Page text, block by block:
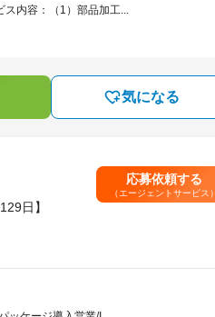
ス内容：（1）部品加工...
気になる
日】
応募依頼する
（エージェントサービス）